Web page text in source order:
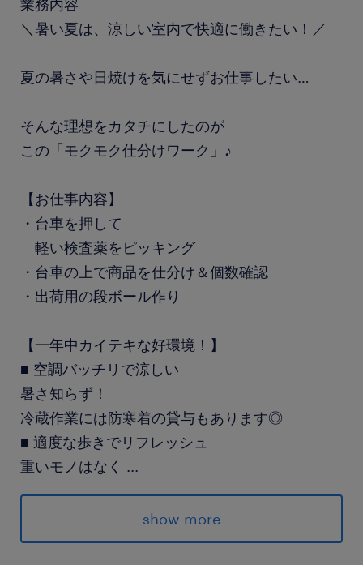
業務内容
＼暑い夏は、涼しい室内で快適に働きたい！／
夏の暑さや日焼けを気にせずお仕事したい…
そんな理想をカタチにしたのが
この「モクモク仕分けワーク」♪
【お仕事内容】
・台車を押して
軽い検査薬をピッキング
・台車の上で商品を仕分け＆個数確認
・出荷用の段ボール作り
【一年中カイテキな好環境！】
■ 空調バッチリで涼しい
暑さ知らず！
冷蔵作業には防寒着の貸与もあります◎
■ 適度な歩きでリフレッシュ
重いモノはなく ...
歩いて健康的に働けます！
＝＝＝＝＝
show more